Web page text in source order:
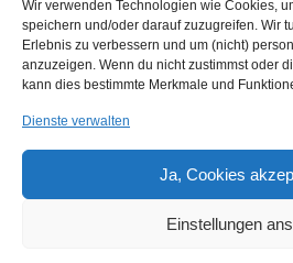
Wir verwenden Technologien wie Cookies,
speichern und/oder darauf zuzugreifen. Wir
Erlebnis zu verbessern und um (nicht)
anzuzeigen. Wenn du nicht zustimmst oder
kann dies bestimmte Merkmale und
Dienste verwalten
Ja, Cookies
Einstellungen
Diesen-Samstag Apotheke
Bio-apo.de
BioApotheke.de
Datenschutzerklärung